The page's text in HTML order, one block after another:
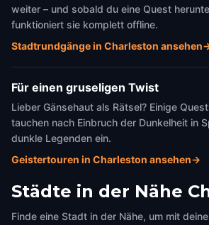
weiter – und sobald du eine Quest
funktioniert sie komplett offline.
Stadtrundgänge in Charleston ansehen
Für einen gruseligen Twist
Lieber Gänsehaut als Rätsel? Einige
tauchen nach Einbruch der Dunkelheit in
dunkle Legenden ein.
Geistertouren in Charleston ansehen→
Städte in der Nähe
Finde eine Stadt in der Nähe, um mit